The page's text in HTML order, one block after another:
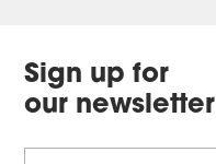
Sign up for
our newsletter